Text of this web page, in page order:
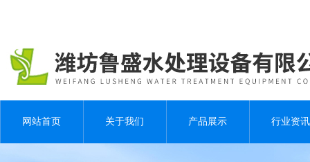
网站首页 关于我们 产品展示 行业资讯